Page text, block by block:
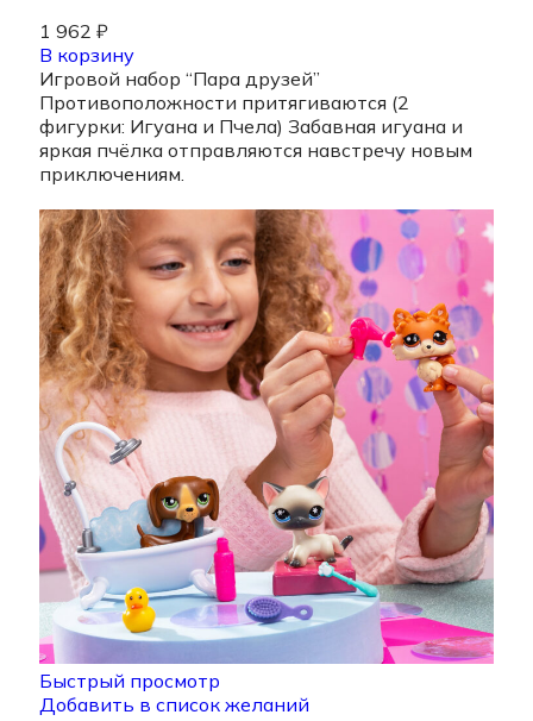
1 962 ₽
В корзину
Игровой набор “Пара друзей”
Противоположности притягиваются (2
фигурки: Игуана и Пчела) Забавная игуана и
яркая пчёлка отправляются навстречу новым
приключениям.
Быстрый просмотр
Добавить в список желаний